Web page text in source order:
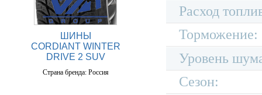
ШИНЫ
CORDIANT WINTER
DRIVE 2 SUV
Страна бренда: Россия
Расход
Торможение:
Уровень
Сезон: